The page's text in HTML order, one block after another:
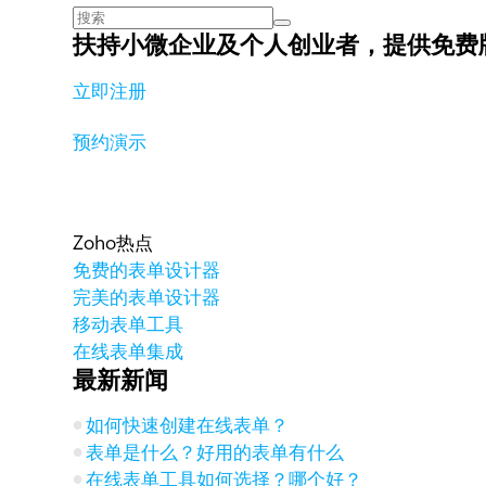
扶持小微企业及个人创业者，提供免费
立即注册
预约演示
Zoho热点
免费的表单设计器
完美的表单设计器
移动表单工具
在线表单集成
最新新闻
如何快速创建在线表单？
表单是什么？好用的表单有什么
在线表单工具如何选择？哪个好？